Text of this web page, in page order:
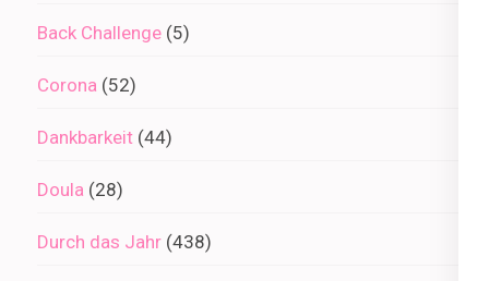
Back Challenge (5)
Corona (52)
Dankbarkeit (44)
Doula (28)
Durch das Jahr (438)